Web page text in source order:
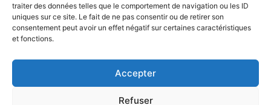
traiter des données telles que le comportement de navigation ou les ID
uniques sur ce site. Le fait de ne pas consentir ou de retirer son
consentement peut avoir un effet négatif sur certaines caractéristiques
et fonctions.
Accepter
Refuser
© Gouvernement du Québec, 2026
Plan du site
Accessibilité
Accès à l'information
Déclaration de services